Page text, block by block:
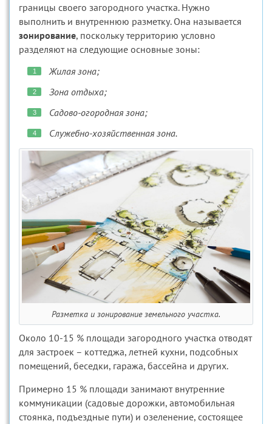
границы своего загородного участка. Нужно
выполнить и внутреннюю разметку. Она называется
зонирование, поскольку территорию условно
разделяют на следующие основные зоны:
Жилая зона;
Зона отдыха;
Садово-огородная зона;
Служебно-хозяйственная зона.
Разметка и зонирование земельного участка.
Около 10-15 % площади загородного участка отводят
для застроек – коттеджа, летней кухни, подсобных
помещений, беседки, гаража, бассейна и других.
Примерно 15 % площади занимают внутренние
коммуникации (садовые дорожки, автомобильная
стоянка, подъездные пути) и озеленение, состоящее